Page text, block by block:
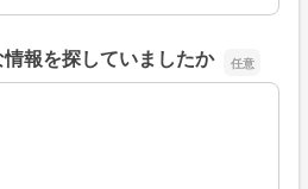
報を探していましたか
報を探していましたか